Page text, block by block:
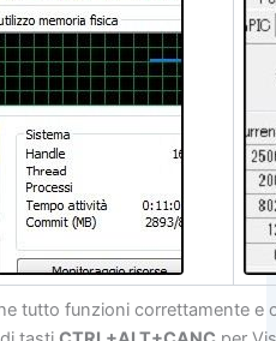
tutto funzioni correttamente e